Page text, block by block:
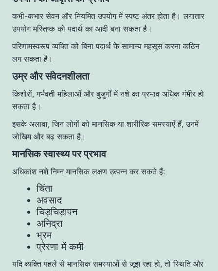
कभी-कभार सेवन और नियमित उपयोग में स्पष्ट अंतर होता है। लगातार
उपयोग मस्तिष्क को पदार्थ का आदी बना सकता है।
परिणामस्वरूप व्यक्ति को बिना पदार्थ के सामान्य महसूस करना कठिन
लग सकता है।
उम्र और संवेदनशीलता
किशोरों, गर्भवती महिलाओं और बुजुर्गों में नशे का प्रभाव अधिक गंभीर हो
सकता है।
इसके अलावा, जिन लोगों को मानसिक या शारीरिक समस्याएँ हैं, उनमें
जोखिम और बढ़ सकता है।
मानसिक स्वास्थ्य पर प्रभाव
अधिकांश नशे निम्न मानसिक लक्षण उत्पन्न कर सकते हैं:
चिंता
अवसाद
चिड़चिड़ापन
अनिद्रा
भ्रम
प्रेरणा में कमी
यदि व्यक्ति पहले से मानसिक समस्याओं से जूझ रहा हो, तो स्थिति और